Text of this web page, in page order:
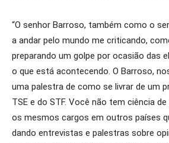
“O senhor Barroso, também como o
a andar pelo mundo me criticando,
preparando um golpe por ocasião das
o que está acontecendo. O Barroso,
uma palestra de como se livrar de um
TSE e do STF. Você não tem ciência
os mesmos cargos em outros países
dando entrevistas e palestras sobre